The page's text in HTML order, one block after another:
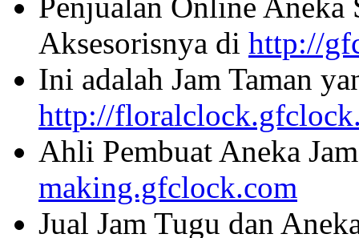
Aksesorisnya di http://
Ini adalah Jam Taman
http://
Ahli Pembuat Aneka
making.gfclock.com
Jual Jam Tugu dan